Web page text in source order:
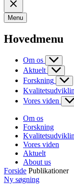
Menu
Hovedmenu
Om os
Aktuelt
Forskning
Vores viden
Om os
Forskning
Vores viden
Aktuelt
About us
Forside Publikationer
Ny søgning